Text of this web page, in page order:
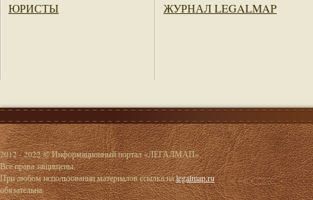
ЮРИСТЫ
ЖУРНАЛ LEGALMAP
2012 - 2022 © Информационный портал «ЛЕГАЛМАП».
Все права защищены.
При любом использовании материалов ссылка наlegalmap.ru
обязательна.